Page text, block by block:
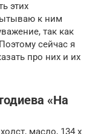
этих
к ним
так как
сейчас я
про них и их
«На
масло, 134 x